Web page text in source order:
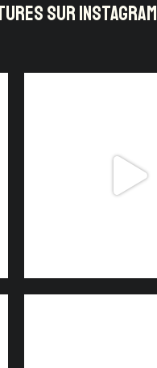
SUR INSTAGRAM